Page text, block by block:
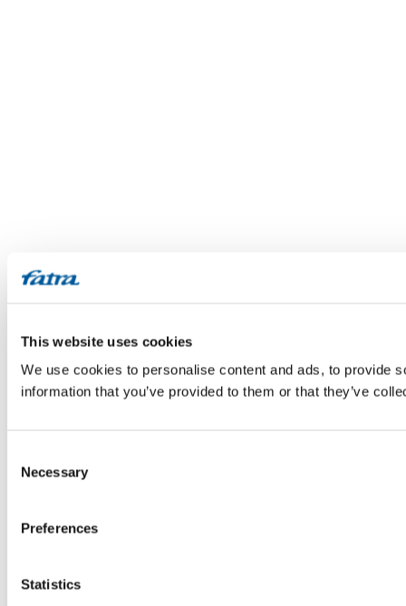
This website uses cookies
We use cookies to personalise content and ads, to provide
information that you’ve provided to them or that they’ve
Selection
Necessary
Preferences
Statistics